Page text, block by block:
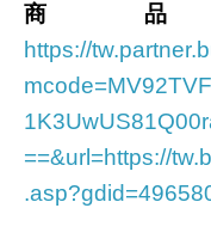
商
https://
==&url=https://